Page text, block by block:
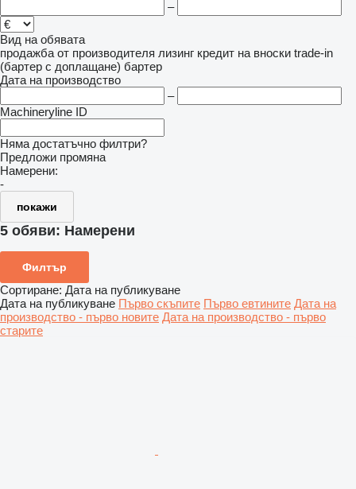
–
Вид на обявата
продажба от производителя лизинг кредит на вноски trade-in
(бартер с доплащане) бартер
Дата на производство
–
Machineryline ID
Няма достатъчно филтри?
Предложи промяна
Намерени:
-
покажи
5 обяви: Намерени
Филтър
Сортиране: Дата на публикуване
Дата на публикуване Първо скъпите Първо евтините Дата на
производство - първо новите Дата на производство - първо
старите